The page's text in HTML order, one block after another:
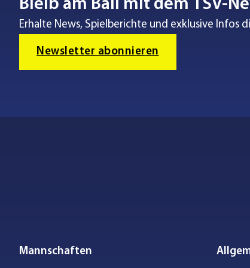
Bleib am Ball mit dem TSV-
Erhalte News, Spielberichte und exklusive Infos
Newsletter abonnieren
Mannschaften